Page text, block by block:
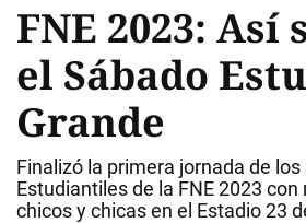
FNE 2023: Así
el Sábado
Grande
Finalizó la primera jornada de los
Estudiantiles de la FNE 2023 con
chicos y chicas en el Estadio 23